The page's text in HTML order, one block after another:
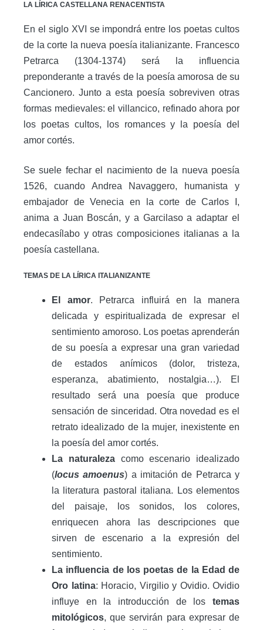
LA LÍRICA CASTELLANA RENACENTISTA
En el siglo XVI se impondrá entre los poetas cultos
de la corte la nueva poesía italianizante. Francesco
Petrarca (1304-1374) será la influencia
preponderante a través de la poesía amorosa de su
Cancionero. Junto a esta poesía sobreviven otras
formas medievales: el villancico, refinado ahora por
los poetas cultos, los romances y la poesía del
amor cortés.
Se suele fechar el nacimiento de la nueva poesía
1526, cuando Andrea Navaggero, humanista y
embajador de Venecia en la corte de Carlos I,
anima a Juan Boscán, y a Garcilaso a adaptar el
endecasílabo y otras composiciones italianas a la
poesía castellana.
TEMAS DE LA LÍRICA ITALIANIZANTE
El amor. Petrarca influirá en la manera
delicada y espiritualizada de expresar el
sentimiento amoroso. Los poetas aprenderán
de su poesía a expresar una gran variedad
de estados anímicos (dolor, tristeza,
esperanza, abatimiento, nostalgia…). El
resultado será una poesía que produce
sensación de sinceridad. Otra novedad es el
retrato idealizado de la mujer, inexistente en
la poesía del amor cortés.
La naturalezacomo escenario idealizado
(locus amoenus) a imitación de Petrarca y
la literatura pastoral italiana. Los elementos
del paisaje, los sonidos, los colores,
enriquecen ahora las descripciones que
sirven de escenario a la expresión del
sentimiento.
La influencia de los poetas de la Edad de
Oro latina: Horacio, Virgilio y Ovidio. Ovidio
influye en la introducción de los temas
mitológicos, que servirán para expresar de